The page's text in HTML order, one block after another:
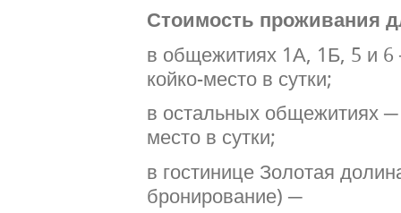
Стоимость проживания
в общежитиях 1А, 1Б, 5 и 6
койко-место в сутки;
в остальных общежитиях ─
место в сутки;
в гостинице Золотая
бронирование) ─